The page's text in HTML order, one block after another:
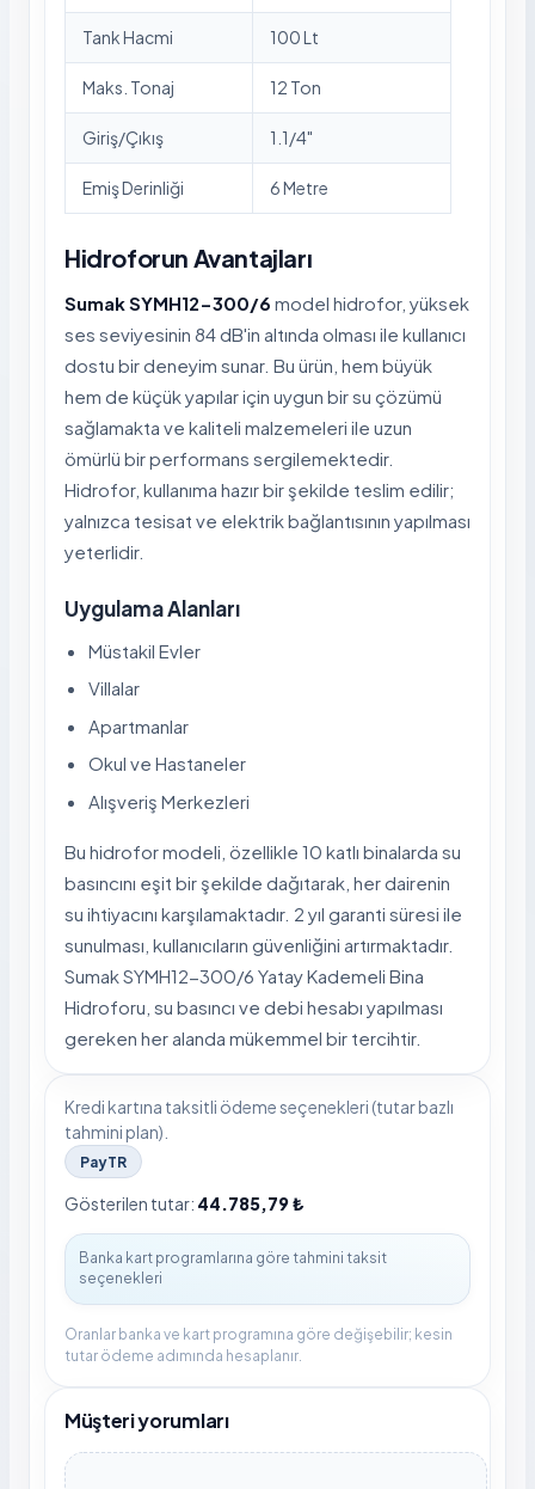
Tank Hacmi 100 Lt
Maks. Tonaj 12 Ton
Giriş/Çıkış 1.1/4"
Emiş Derinliği 6 Metre
Hidroforun Avantajları
Sumak SYMH12-300/6 model hidrofor, yüksek
ses seviyesinin 84 dB'in altında olması ile kullanıcı
dostu bir deneyim sunar. Bu ürün, hem büyük
hem de küçük yapılar için uygun bir su çözümü
sağlamakta ve kaliteli malzemeleri ile uzun
ömürlü bir performans sergilemektedir.
Hidrofor, kullanıma hazır bir şekilde teslim edilir;
yalnızca tesisat ve elektrik bağlantısının yapılması
yeterlidir.
Uygulama Alanları
Müstakil Evler
Villalar
Apartmanlar
Okul ve Hastaneler
Alışveriş Merkezleri
Bu hidrofor modeli, özellikle 10 katlı binalarda su
basıncını eşit bir şekilde dağıtarak, her dairenin
su ihtiyacını karşılamaktadır. 2 yıl garanti süresi ile
sunulması, kullanıcıların güvenliğini artırmaktadır.
Sumak SYMH12-300/6 Yatay Kademeli Bina
Hidroforu, su basıncı ve debi hesabı yapılması
gereken her alanda mükemmel bir tercihtir.
Kredi kartına taksitli ödeme seçenekleri (tutar bazlı
tahmini plan).
PayTR
Gösterilen tutar: 44.785,79 ₺
Oranlar banka ve kart programına göre değişebilir; kesin
tutar ödeme adımında hesaplanır.
Müşteri yorumları